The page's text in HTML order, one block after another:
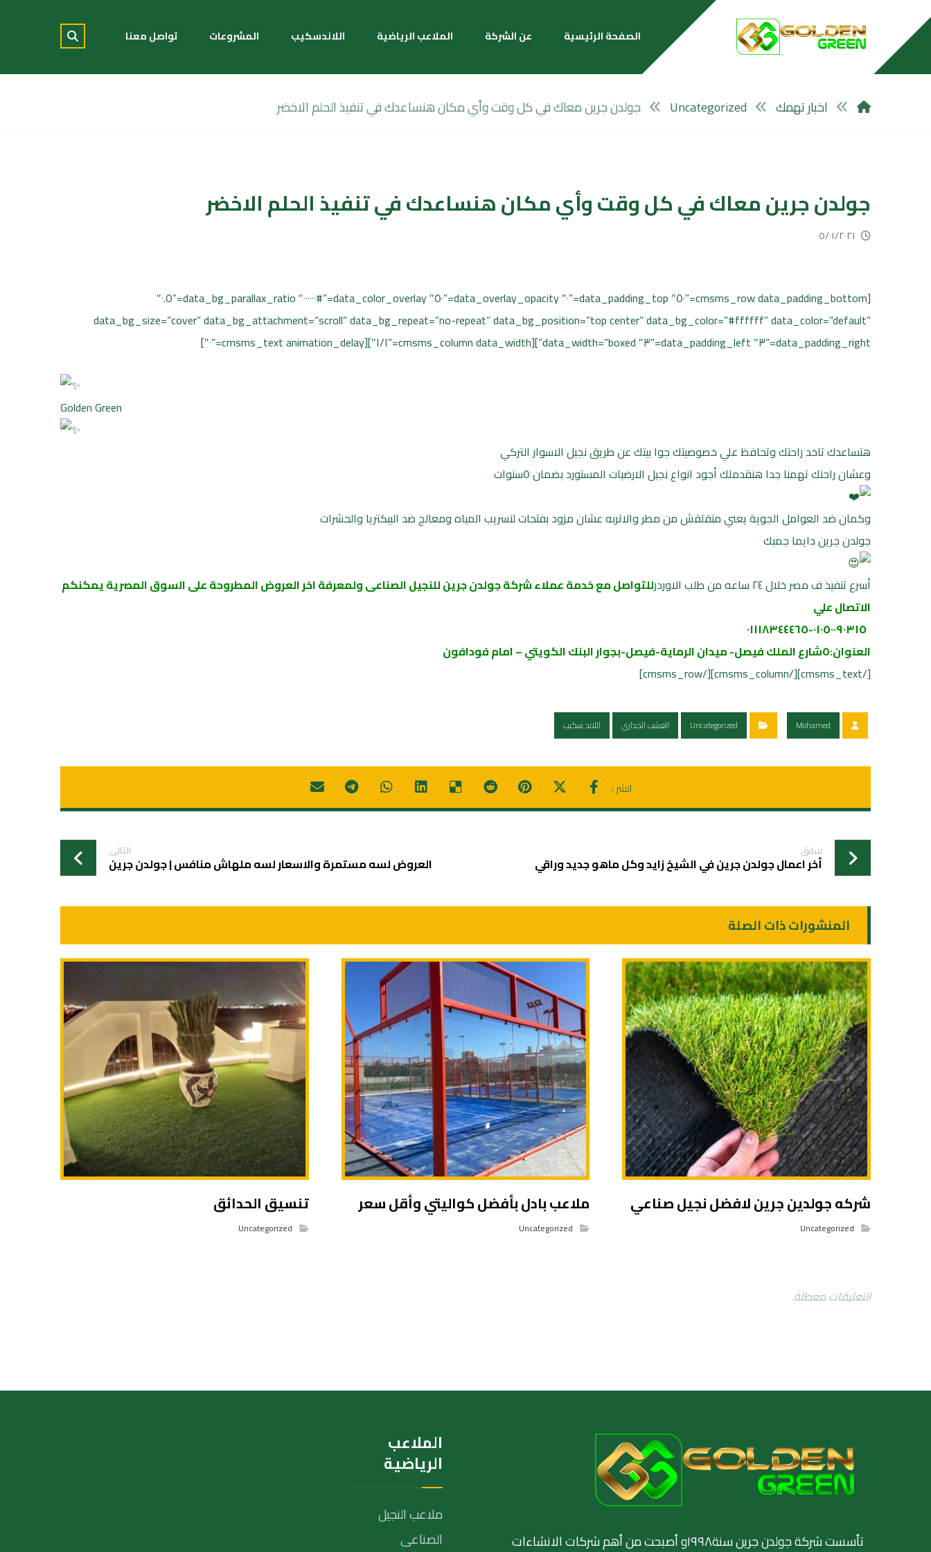
الصفحة الرئيسية عن الشركة الملاعب الرياضية اللاندسكيب المشروعات تواصل معنا
اخبار تهمك Uncategorized جولدن جرين معاك في كل وقت وأي مكان هنساعدك في تنفيذ الحلم الاخضر
جولدن جرين معاك في كل وقت وأي مكان هنساعدك في تنفيذ الحلم الاخضر
٠٥/٠١/٢٠٢١
[cmsms_row data_padding_bottom=”٥٠″ data_padding_top=”٠″ data_overlay_opacity=”٥٠″ data_color_overlay=”#٠٠٠٠٠٠″ data_bg_parallax_ratio=”٠.٥″
data_bg_size=”cover” data_bg_attachment=”scroll” data_bg_repeat=”no-repeat” data_bg_position=”top center” data_bg_color=”#ffffff” data_color=”default”
data_padding_right=”٣″ data_padding_left=”٣″ data_width=”boxed”][cmsms_column data_width=”١/١″][cmsms_text animation_delay=”٠″]
Golden Green
هتساعدك تاخد راحتك وتحافظ علي خصوصيتك جوا بيتك عن طريق نجيل الاسوار التركي
وعشان راحتك تهمنا جدا هنقدملك أجود انواع نجيل الارضيات المستورد بضمان ٥سنوات
وكمان ضد العوامل الجوية يعني متقلقش من مطر والاتربه عشان مزود بفتحات لتسريب المياه ومعالج ضد البيكتريا والحشرات
جولدن جرين دايما جمبك
أسرع تنفيذ ف مصر خلال ٢٤ ساعه من طلب الاوردر
للتواصل مع خدمة عملاء شركة جولدن جرين للنجيل الصناعى ولمعرفة اخر العروض المطروحة على السوق المصرية يمكنكم
الاتصال علي
العنوان:٥شارع الملك فيصل- ميدان الرماية-فيصل-بجوار البنك الكويتي – امام فو
دافون
[/cmsms_text][/cmsms_column][/cmsms_row]
Mohamed
Uncategorized العشب الجداري اللاند سكيب
سابق
أخر اعمال جولدن جرين في الشيخ زايد وكل ماهو جديد وراقي
التالی
العروض لسه مستمرة والاسعار لسه ملهاش منافس | جولدن جرين
المنشورات ذات الصلة
شركه جولدين جرين لافضل نجيل صناعي
Uncategorized
ملاعب بادل بأفضل كواليتي وأقل سعر
Uncategorized
تنسيق الحدائق
Uncategorized
التعليقات معطلة.
تأسست شركة جولدن جرين سنة١٩٩٨و أصبحت من أهم شركات الانشاءات
الملاعب
الرياضية
ملاعب النجيل
الصناعى